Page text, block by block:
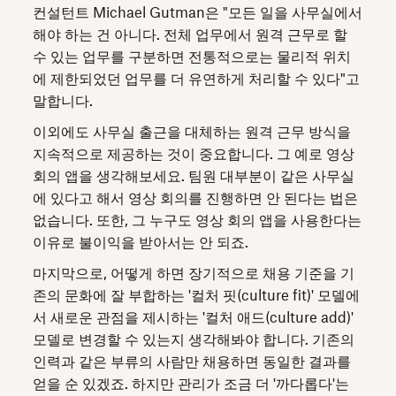
컨설턴트 Michael Gutman은 "모든 일을 사무실에서
해야 하는 건 아니다. 전체 업무에서 원격 근무로 할
수 있는 업무를 구분하면 전통적으로는 물리적 위치
에 제한되었던 업무를 더 유연하게 처리할 수 있다"고
말합니다.
이외에도 사무실 출근을 대체하는 원격 근무 방식을
지속적으로 제공하는 것이 중요합니다. 그 예로 영상
회의 앱을 생각해보세요. 팀원 대부분이 같은 사무실
에 있다고 해서 영상 회의를 진행하면 안 된다는 법은
없습니다. 또한, 그 누구도 영상 회의 앱을 사용한다는
이유로 불이익을 받아서는 안 되죠.
마지막으로, 어떻게 하면 장기적으로 채용 기준을 기
존의 문화에 잘 부합하는 '컬처 핏(culture fit)' 모델에
서 새로운 관점을 제시하는 '컬처 애드(culture add)'
모델로 변경할 수 있는지 생각해봐야 합니다. 기존의
인력과 같은 부류의 사람만 채용하면 동일한 결과를
얻을 순 있겠죠. 하지만 관리가 조금 더 '까다롭다'는